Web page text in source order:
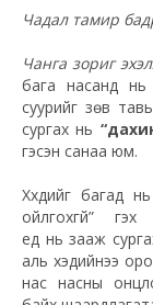
Чадал тамир
Чанга зориг
бага насанд нь
суурийг зөв
сургах нь “дахин
гэсэн санаа юм.
Хүүхдийг багад
ойлгохгүй”
үед нь зааж
аль хэдийнээ
нас насны